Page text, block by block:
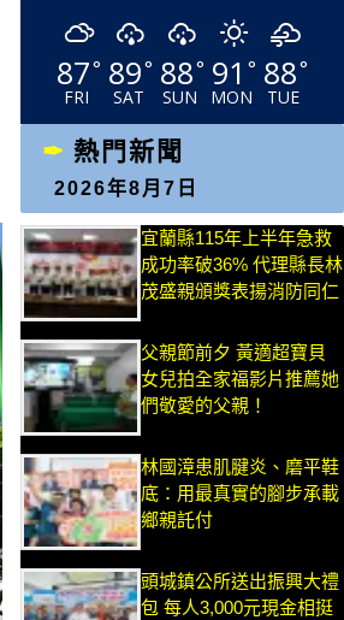
87°
FRI
89°
SAT
88°
SUN
91 °
MON
88°
TUE
熱門新聞
2026年8月7日
宜蘭縣115年上半年急救
成功率破36% 代理縣長林
茂盛親頒獎表揚消防同仁
父親節前夕 黃適超寶貝
女兒拍全家福影片推薦她
們敬愛的父親！
林國漳患肌腱炎、磨平鞋
底：用最真實的腳步承載
鄉親託付
頭城鎮公所送出振興大禮
包 每人3,000元現金相挺